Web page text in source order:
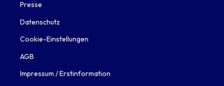
Presse
Datenschutz
Cookie-Einstellungen
AGB
Impressum / Erstinformation